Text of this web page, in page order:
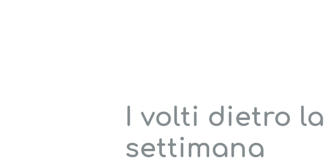
I volti dietro la
settimana